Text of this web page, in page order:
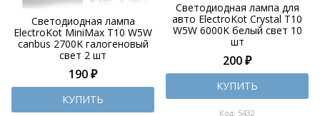
Светодиодная лампа
ElectroKot MiniMax T10 W5W
canbus 2700K галогеновый
свет 2 шт
190 ₽
КУПИТЬ
Светодиодная лампа для
авто ElectroKot Crystal T10
W5W 6000K белый свет 10
шт
200 ₽
КУПИТЬ
Код: 5432